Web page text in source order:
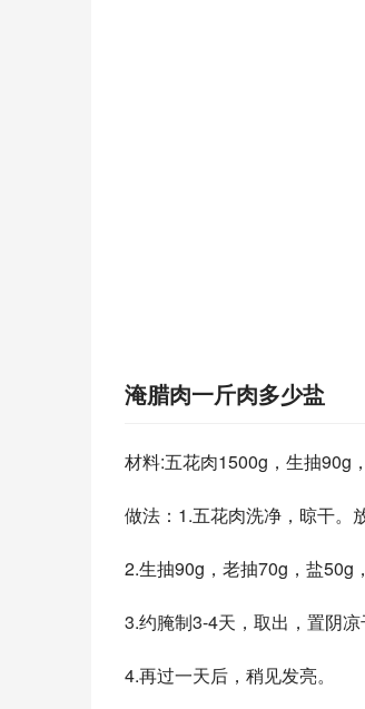
淹腊肉一斤肉多少盐
材料:五花肉1500g，生抽90g
做法：1.五花肉洗净，晾干。
2.生抽90g，老抽70g，盐50g
3.约腌制3-4天，取出，置阴凉
4.再过一天后，稍见发亮。